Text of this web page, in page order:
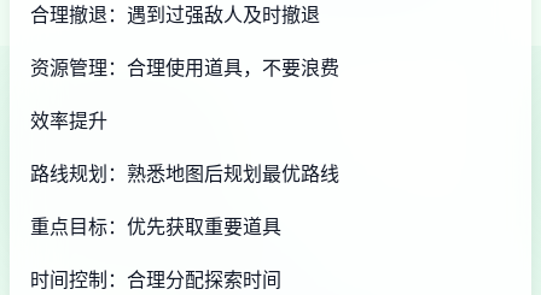
合理撤退：遇到过强敌人及时撤退
资源管理：合理使用道具，不要浪费
效率提升
路线规划：熟悉地图后规划最优路线
重点目标：优先获取重要道具
时间控制：合理分配探索时间